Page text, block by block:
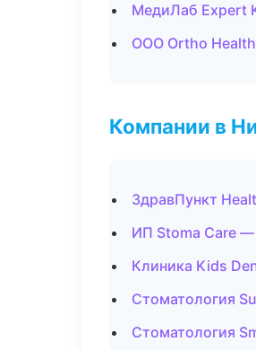
МедиЛаб Expert
ООО Ortho
Компании в
ЗдравПункт
ИП Stoma Care —
Клиника Kids
Стоматология
Стоматология